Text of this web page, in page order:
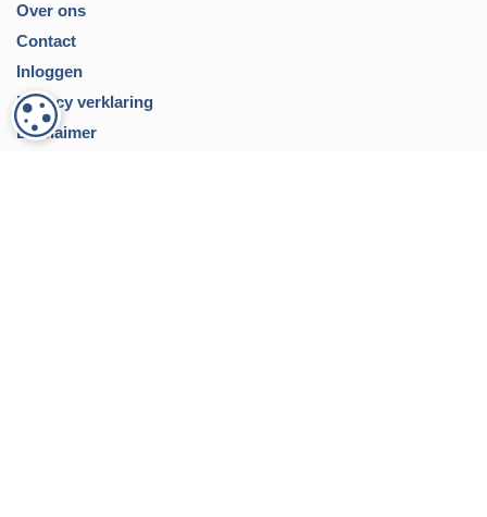
Over ons
Contact
Inloggen
Privacy verklaring
Disclaimer
COOKIE-INSTELLINGEN